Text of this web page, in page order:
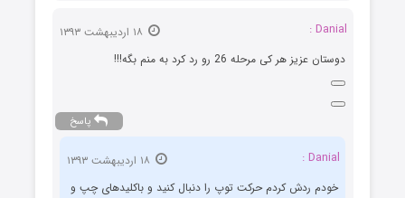
Danial :
دوستان عزیز هر کی مرحله 26 رو رد کرد به منم بگه!!!
پاسخ
Danial :
خودم ردش کردم حرکت توپ را دنبال کنید و باکلیدهای چپ و